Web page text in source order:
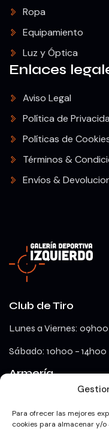
Para ofrecer las mejores
cookies para almacenar y/
Club de Tiro
Lunes a Viernes:
Sábado: 10h00 – 14h00
Armería
lunes a viernes: 09h00
Ropa
Equipamiento
Luz y Óptica
Enlaces
Aviso Legal
Política de
Políticas de
Términos &
Envíos &